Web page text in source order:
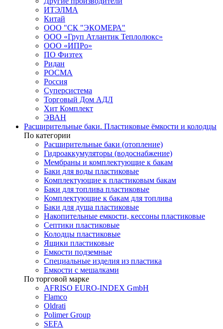
ИТЭЛМА
Китай
ООО "СК "ЭКОМЕРА"
ООО «Груп Атлантик Теплолюкс»
ООО «ИПРо»
ПО Физтех
Ридан
РОСМА
Россия
Суперсистема
Торговый Дом АДЛ
Хит Комплект
ЭВАН
Расширительные баки. Пластиковые ёмкости и колодцы
По категории
Расширительные баки (отопление)
Гидроаккумуляторы (водоснабжение)
Мембраны и комплектующие к бакам
Баки для воды пластиковые
Комплектующие к пластиковым бакам
Баки для топлива пластиковые
Комплектующие к бакам для топлива
Баки для душа пластиковые
Накопительные емкости, кессоны пластиковые
Септики пластиковые
Колодцы пластиковые
Ящики пластиковые
Емкости подземные
Специальные изделия из пластика
Емкости с мешалками
По торговой марке
AFRISO EURO-INDEX GmbH
Flamco
Oldrati
Polimer Group
SEFA